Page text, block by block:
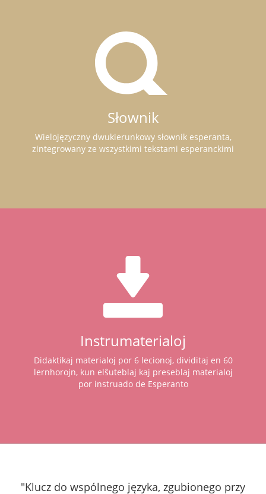
Słownik
Wielojęzyczny dwukierunkowy słownik esperanta,
zintegrowany ze wszystkimi tekstami esperanckimi
Instrumaterialoj
Didaktikaj materialoj por 6 lecionoj, dividitaj en 60
lernhorojn, kun elŝuteblaj kaj preseblaj materialoj
por instruado de Esperanto
"Klucz do wspólnego języka, zgubionego przy